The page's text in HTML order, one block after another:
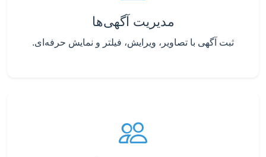
مدیریت آگهی‌ها
ثبت آگهی با تصاویر، ویرایش، فیلتر و نمایش حرفه‌ای.